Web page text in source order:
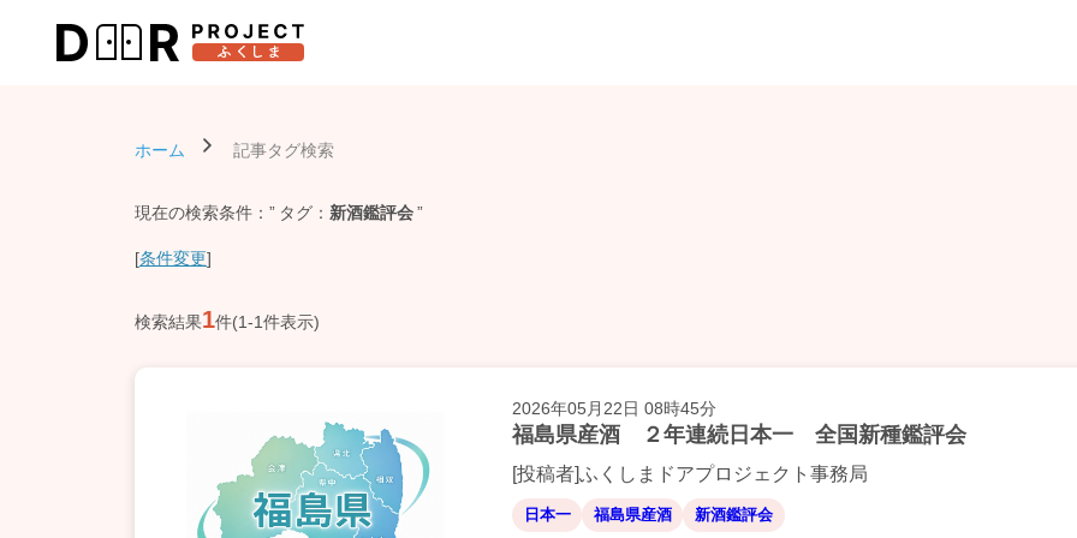
ホーム 記事タグ検索
現在の検索条件： タグ 新酒鑑評会
[条件変更]
検索結果1件(1-1件表示)
2026年05月22日 08時45分
福島県産酒 ２年連続日本一 全国新種鑑評会
[投稿者]ふくしまドアプロジェクト事務局
日本一 福島県産酒 新酒鑑評会